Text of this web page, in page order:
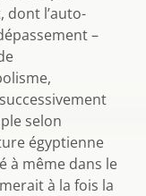
dont l’auto-
–
selon
égyptienne
à même dans le
à la fois la